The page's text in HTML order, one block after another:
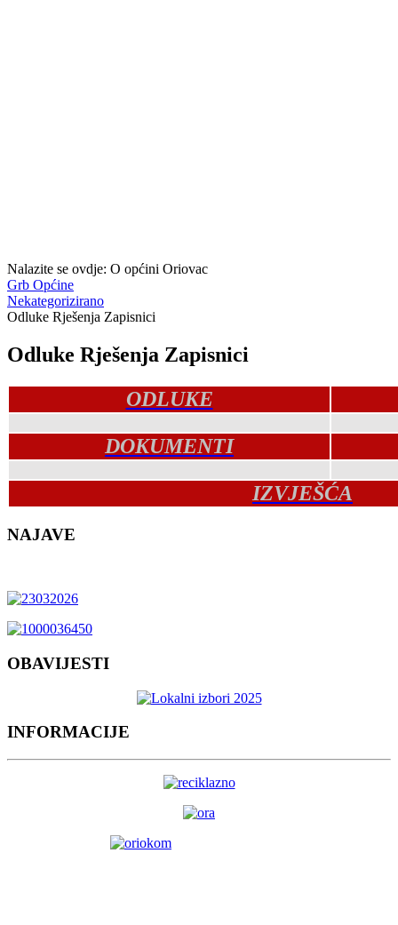
Nalazite se ovdje: O općini Oriovac
Grb Općine
Nekategorizirano
Odluke Rješenja Zapisnici
Odluke Rješenja Zapisnici
ODLUKE
DOKUMENTI
IZVJEŠĆA
NAJAVE
OBAVIJESTI
INFORMACIJE